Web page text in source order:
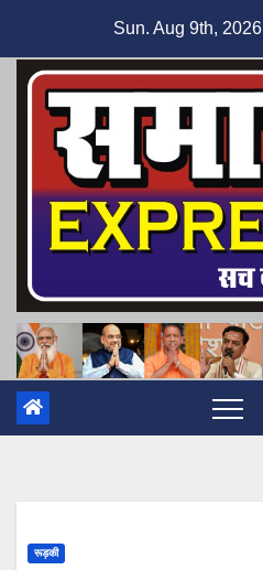
content
Sun. Aug 9th, 2026
रूड़की